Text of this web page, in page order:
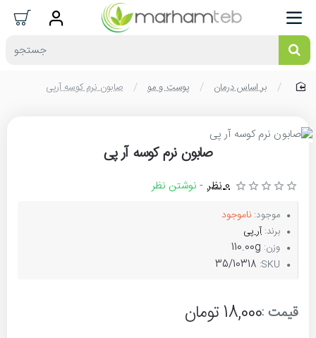
جستجو
home
بر اساس درمان پوست و مو صابون نرم کوسه آرپی
صابون نرم کوسه آر پی
موجود: ناموجود
برند: آر پی
وزن: 110.00g
SKU:
35/10318
0 نظر - نوشتن نظر
قیمت :18,000 تومان